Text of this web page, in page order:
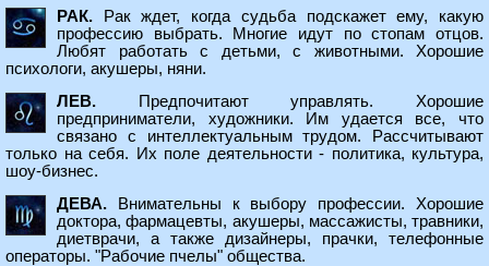
РАК. Рак ждет, когда судьба подскажет ему, какую
профессию выбрать. Многие идут по стопам отцов.
Любят работать с детьми, с животными. Хорошие
психологи, акушеры, няни.
ЛЕВ. Предпочитают управлять. Хорошие
предприниматели, художники. Им удается все, что
связано с интеллектуальным трудом. Рассчитывают
только на себя. Их поле деятельности - политика, культура,
шоу-бизнес.
ДЕВА. Внимательны к выбору профессии. Хорошие
доктора, фармацевты, акушеры, массажисты, травники,
диетврачи, а также дизайнеры, прачки, телефонные
операторы. "Рабочие пчелы" общества.